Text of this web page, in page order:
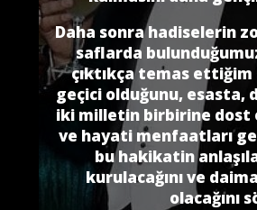
Daha sonra hadiselerin
saflarda
çıktıkça temas ettiğim
geçici olduğunu, esasta,
iki milletin birbirine dost
ve hayati menfaatları
bu hakikatin
kurulacağını ve
olacağını